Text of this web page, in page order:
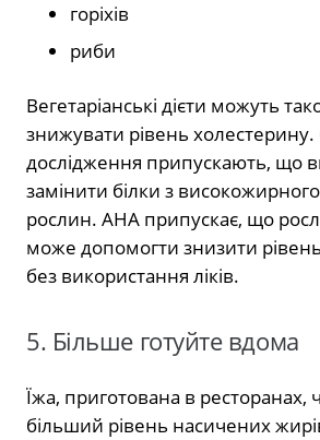
горіхів
риби
Вегетаріанські дієти можуть
знижувати рівень холестерину.
дослідження припускають, що
замінити білки з
рослин. AHA припускає, що
може допомогти знизити
без використання ліків.
5. Більше готуйте вдома
Їжа, приготована в ресторанах,
більший рівень насичених